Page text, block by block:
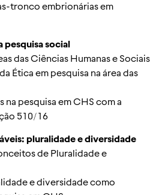
tronco embrionárias em
pesquisa social
das Ciências Humanas e Sociais
Ética em pesquisa na área das
na pesquisa em CHS com a
510/16
pluralidade e diversidade
de Pluralidade e
e diversidade como